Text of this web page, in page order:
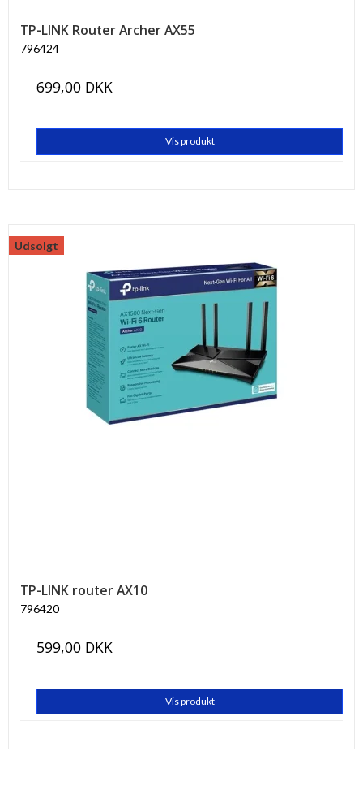
TP-LINK Router Archer AX55
796424
699,00 DKK
Vis produkt
Udsolgt
TP-LINK router AX10
796420
599,00 DKK
Vis produkt